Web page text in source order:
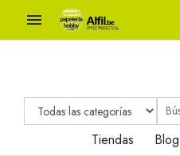

Tiendas Blog